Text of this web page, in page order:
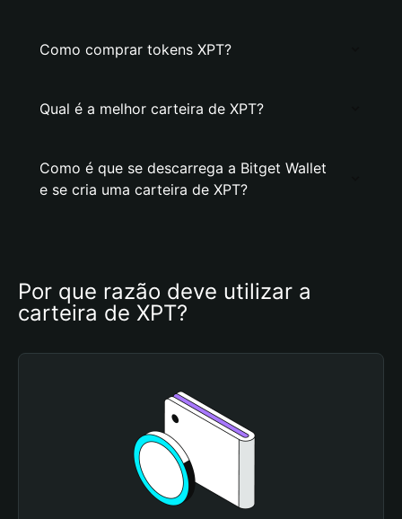
Como comprar tokens XPT?
Qual é a melhor carteira de XPT?
Como é que se descarrega a Bitget Wallet
e se cria uma carteira de XPT?
Por que razão deve utilizar a
carteira de XPT?